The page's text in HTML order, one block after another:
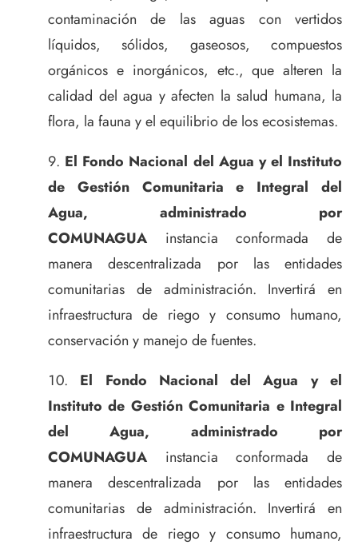
contaminación de las aguas con vertidos
líquidos, sólidos, gaseosos, compuestos
orgánicos e inorgánicos, etc., que alteren la
calidad del agua y afecten la salud humana, la
flora, la fauna y el equilibrio de los ecosistemas.
El Fondo Nacional del Agua y el Instituto
de Gestión Comunitaria e Integral del
Agua, administrado por
COMUNAGUA instancia conformada de
manera descentralizada por las entidades
comunitarias de administración. Invertirá en
infraestructura de riego y consumo humano,
conservación y manejo de fuentes.
El Fondo Nacional del Agua y el
Instituto de Gestión Comunitaria e Integral
del Agua, administrado por
COMUNAGUA instancia conformada de
manera descentralizada por las entidades
comunitarias de administración. Invertirá en
infraestructura de riego y consumo humano,